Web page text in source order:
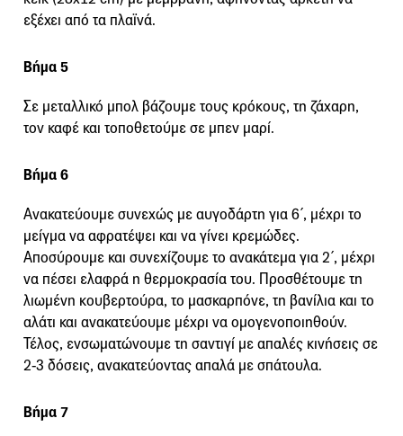
εξέχει από τα πλαϊνά.
Βήμα 5
Σε μεταλλικό μπολ βάζουμε τους κρόκους, τη ζάχαρη,
τον καφέ και τοποθετούμε σε μπεν μαρί.
Βήμα 6
Ανακατεύουμε συνεχώς με αυγοδάρτη για 6΄, μέχρι το
μείγμα να αφρατέψει και να γίνει κρεμώδες.
Αποσύρουμε και συνεχίζουμε το ανακάτεμα για 2΄, μέχρι
να πέσει ελαφρά η θερμοκρασία του. Προσθέτουμε τη
λιωμένη κουβερτούρα, το μασκαρπόνε, τη βανίλια και το
αλάτι και ανακατεύουμε μέχρι να ομογενοποιηθούν.
Τέλος, ενσωματώνουμε τη σαντιγί με απαλές κινήσεις σε
2-3 δόσεις, ανακατεύοντας απαλά με σπάτουλα.
Βήμα 7